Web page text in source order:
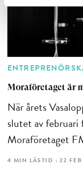
Moraföretaget är
När årets
slutet av februari
Moraföretaget
4 MIN LÄSTID : 22 FEB